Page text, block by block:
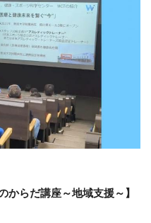
からだ講座～地域支援～】